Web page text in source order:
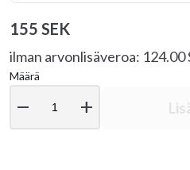
155 SEK
ilman arvonlisäveroa: 124.00
Määrä
remove add